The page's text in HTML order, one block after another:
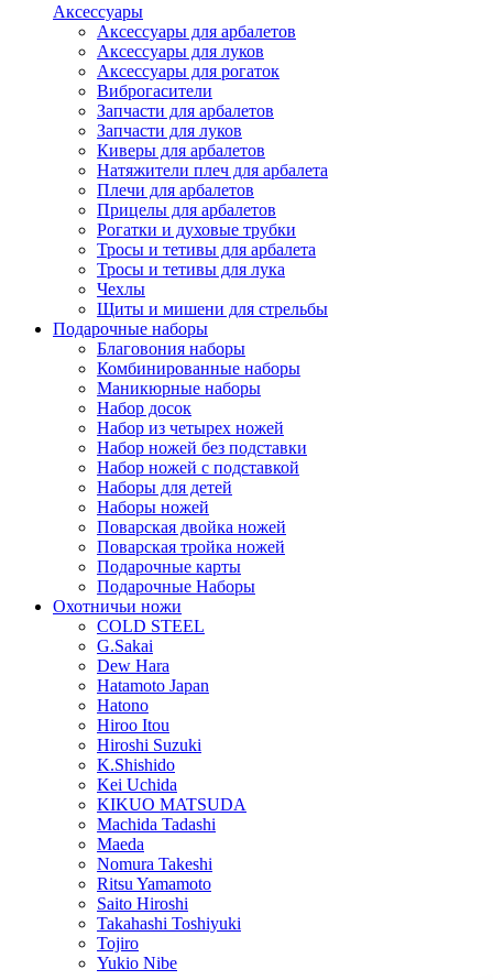
Аксессуары
Аксессуары для арбалетов
Аксессуары для луков
Аксессуары для рогаток
Виброгасители
Запчасти для арбалетов
Запчасти для луков
Киверы для арбалетов
Натяжители плеч для арбалета
Плечи для арбалетов
Прицелы для арбалетов
Рогатки и духовые трубки
Тросы и тетивы для арбалета
Тросы и тетивы для лука
Чехлы
Щиты и мишени для стрельбы
Подарочные наборы
Благовония наборы
Комбинированные наборы
Маникюрные наборы
Набор досок
Набор из четырех ножей
Набор ножей без подставки
Набор ножей с подставкой
Наборы для детей
Наборы ножей
Поварская двойка ножей
Поварская тройка ножей
Подарочные карты
Подарочные Наборы
Охотничьи ножи
COLD STEEL
G.Sakai
Dew Hara
Hatamoto Japan
Hatono
Hiroo Itou
Hiroshi Suzuki
K.Shishido
Kei Uchida
KIKUO MATSUDA
Machida Tadashi
Maeda
Nomura Takeshi
Ritsu Yamamoto
Saito Hiroshi
Takahashi Toshiyuki
Tojiro
Yukio Nibe